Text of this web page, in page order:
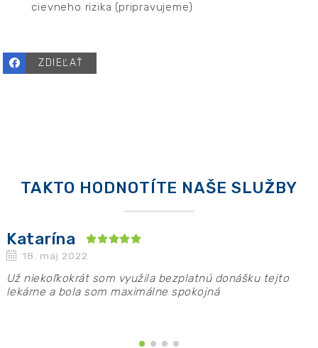
cievneho rizika (pripravujeme)
ZDIEĽAŤ
TAKTO HODNOTÍTE NAŠE SLUŽBY
Katarína
18. máj 2022
Už niekoľkokrát som využila bezplatnú donášku tejto
lekárne a bola som maximálne spokojná